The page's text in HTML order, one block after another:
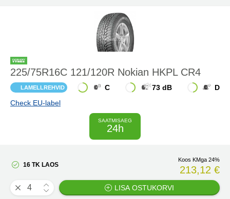
225/75R16C 121/120R Nokian HKPL CR4
LAMELLREHVID C 73 dB
D
Check EU-label
SAATMISAEG
24h
16 TK LAOS
Koos KMga 24%
213,12 €
LISA OSTUKORVI